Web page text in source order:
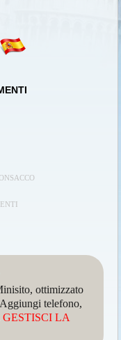
ottimizzato
telefono,
GESTISCI LA